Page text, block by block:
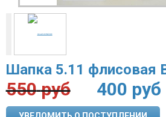
Шапка 5.11 флисовая
550 руб 400 руб